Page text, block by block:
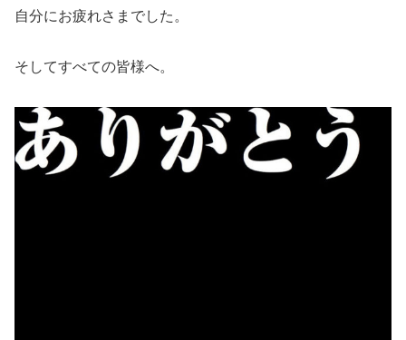
自分にお疲れさまでした。
そしてすべての皆様へ。